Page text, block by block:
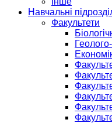
Навчальні
Факультети